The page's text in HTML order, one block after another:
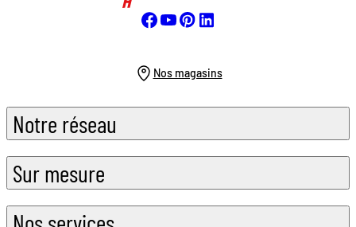
Nos magasins
Notre réseau
Sur mesure